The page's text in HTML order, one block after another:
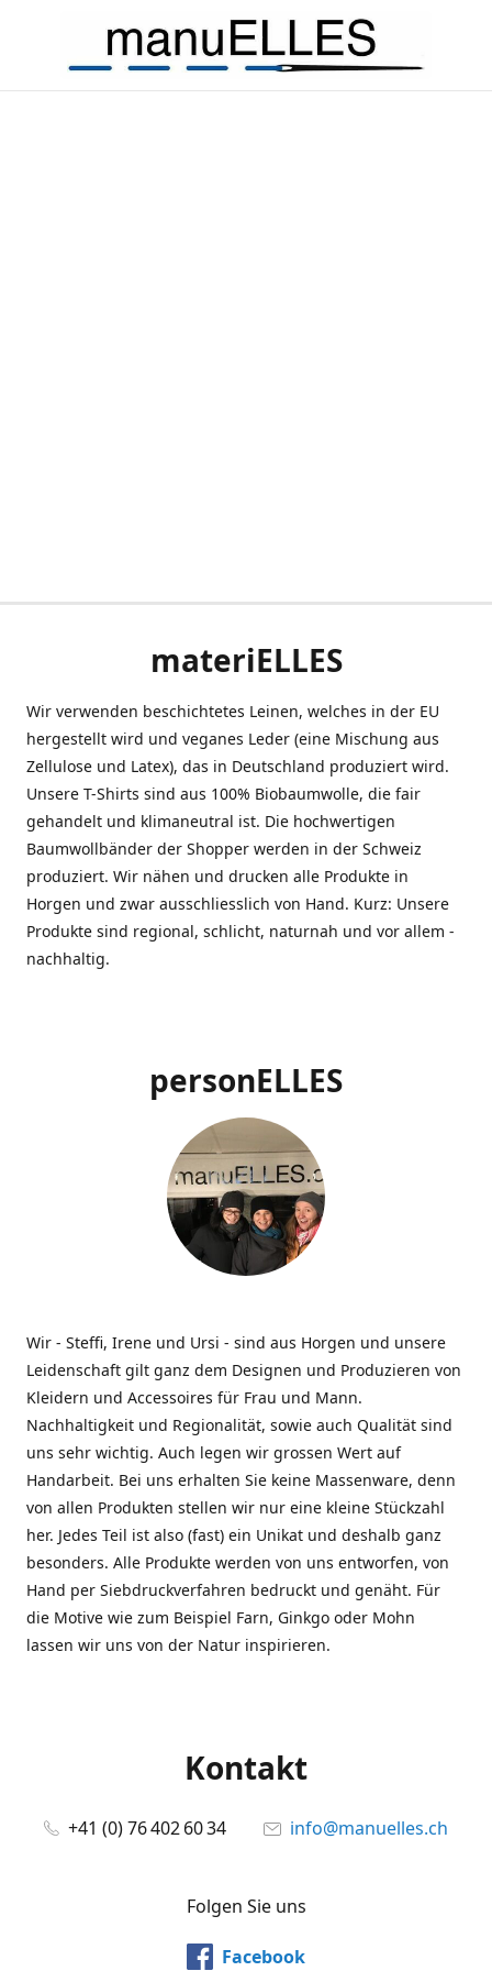
materiELLES
Wir verwenden beschichtetes Leinen, welches in der EU
hergestellt wird und veganes Leder (eine Mischung aus
Zellulose und Latex), das in Deutschland produziert wird.
Unsere T-Shirts sind aus 100% Biobaumwolle, die fair
gehandelt und klimaneutral ist. Die hochwertigen
Baumwollbänder der Shopper werden in der Schweiz
produziert. Wir nähen und drucken alle Produkte in
Horgen und zwar ausschliesslich von Hand. Kurz: Unsere
Produkte sind regional, schlicht, naturnah und vor allem -
nachhaltig.
personELLES
Wir - Steffi, Irene und Ursi - sind aus Horgen und unsere
Leidenschaft gilt ganz dem Designen und Produzieren von
Kleidern und Accessoires für Frau und Mann.
Nachhaltigkeit und Regionalität, sowie auch Qualität sind
uns sehr wichtig. Auch legen wir grossen Wert auf
Handarbeit. Bei uns erhalten Sie keine Massenware, denn
von allen Produkten stellen wir nur eine kleine Stückzahl
her. Jedes Teil ist also (fast) ein Unikat und deshalb ganz
besonders. Alle Produkte werden von uns entworfen, von
Hand per Siebdruckverfahren bedruckt und genäht. Für
die Motive wie zum Beispiel Farn, Ginkgo oder Mohn
lassen wir uns von der Natur inspirieren.
Kontakt
+41 (0) 76 402 60 34 info@manuelles.ch
Folgen Sie uns
Facebook